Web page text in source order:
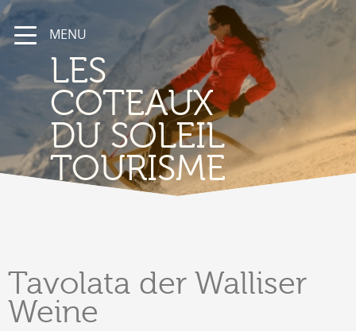
MENU
LES
COTEAUX
DU SOLEIL
TOURISME
Tavolata der Walliser
Weine